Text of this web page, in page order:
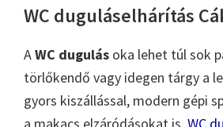
WC duguláselhárítás
AWC dugulás oka lehet túl sok
törlőkendő vagy idegen tárgy a
gyors kiszállással, modern gépi
a makacs elzáródásokat is. WC